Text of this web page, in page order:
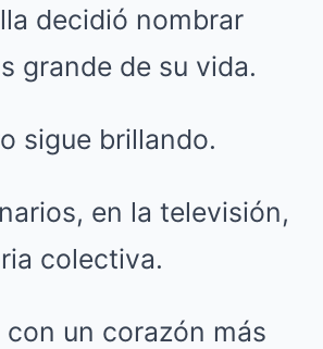
decidió nombrar
grande de su vida.
sigue brillando.
en la televisión,
colectiva.
con un corazón más